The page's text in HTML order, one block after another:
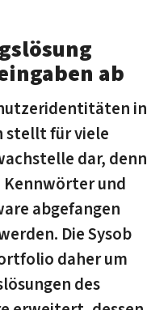
ab
in
stellt für viele
dar, denn
Kennwörter und
abgefangen
Die Sysob
daher um
des